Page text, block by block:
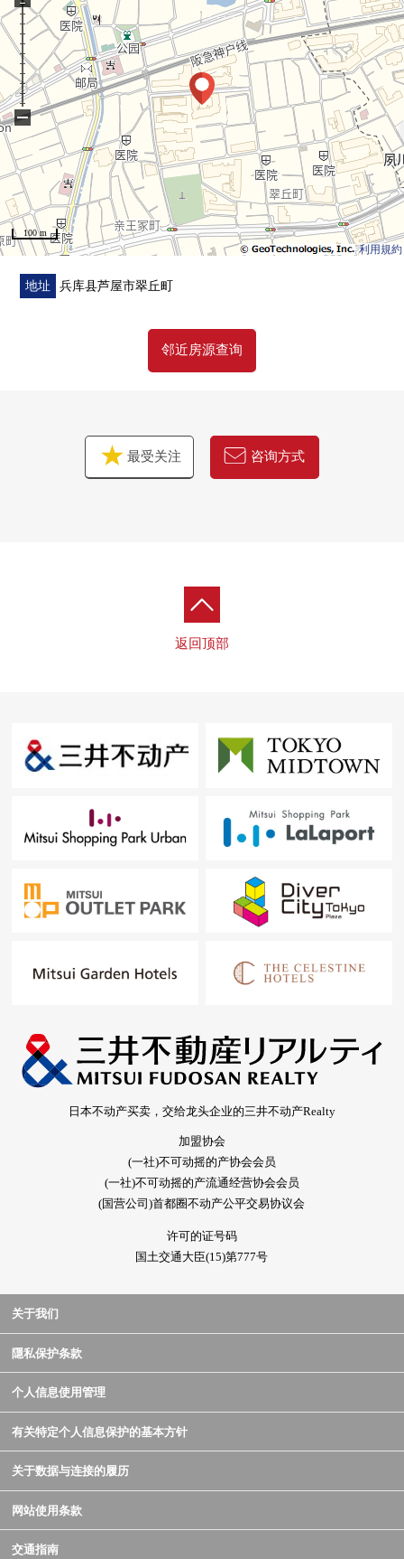
・夙川Green PLACE步行8分钟(约630m)
・岩石园小学步行8分钟(约600m)
・芦屋绿ke山冈邮局步行4分钟(约290m)
利用規約
100 m
−
地址 兵库县芦屋市翠丘町
邻近房源查询
最受关注 咨询方式
返回顶部
日本不动产买卖，交给龙头企业的三井不动产Realty
加盟协会
(一社)不可动摇的产协会会员
(一社)不可动摇的产流通经营协会会员
(国营公司)首都圈不动产公平交易协议会
许可的证号码
国土交通大臣(15)第777号
关于我们
隱私保护条款
个人信息使用管理
有关特定个人信息保护的基本方针
关于数据与连接的履历
网站使用条款
交通指南